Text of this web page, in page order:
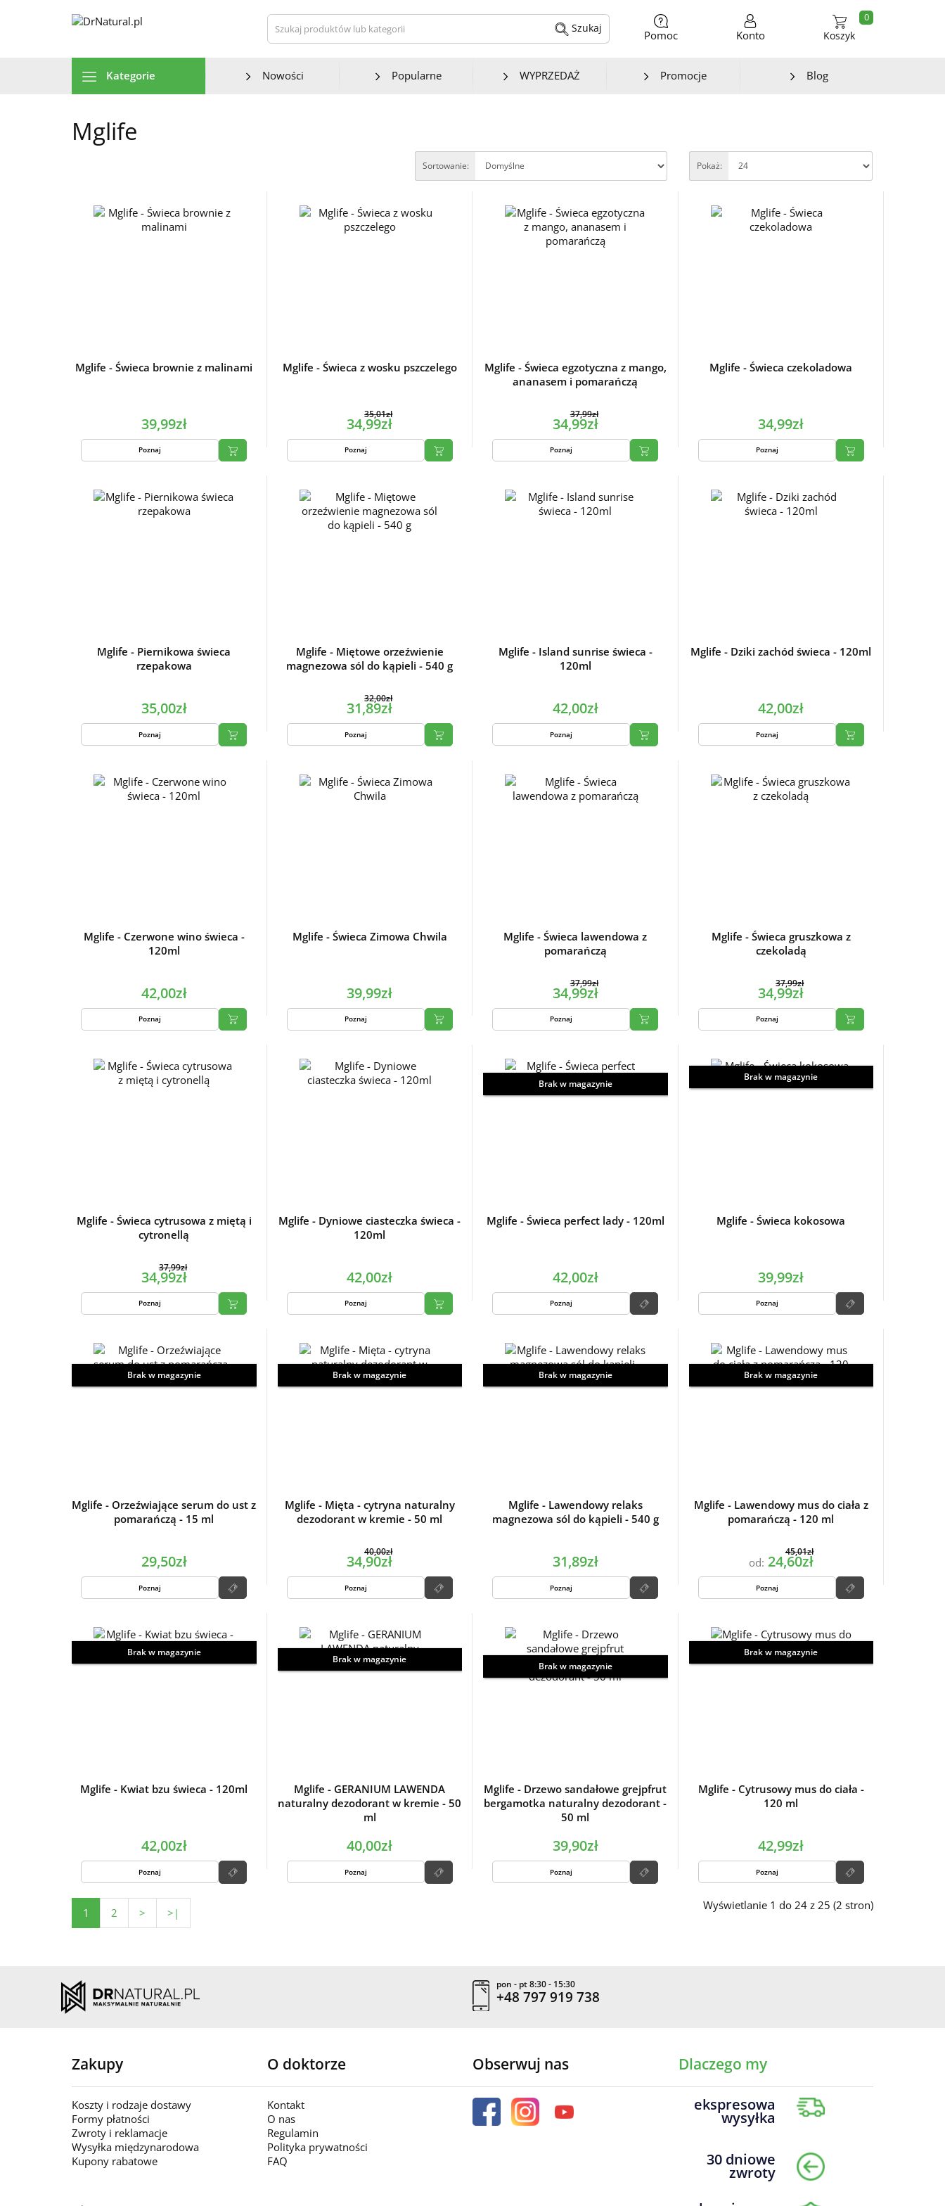
Szukaj produktów lub kategorii Szukaj
Pomoc Konto Koszyk
0
Kategorie Nowości Popularne WYPRZEDAŻ Promocje Blog
Mglife
Sortowanie: Pokaż:
Mglife - Świeca brownie z malinami
39,99zł
Poznaj
Mglife - Świeca z wosku pszczelego
35,01zł
34,99zł
Poznaj
Mglife - Świeca egzotyczna z mango,
ananasem i pomarańczą
37,99zł
34,99zł
Poznaj
Mglife - Świeca czekoladowa
34,99zł
Poznaj
Mglife - Piernikowa świeca
rzepakowa
35,00zł
Poznaj
Mglife - Miętowe orzeźwienie
magnezowa sól do kąpieli - 540 g
32,00zł
31,89zł
Poznaj
Mglife - Island sunrise świeca -
120ml
42,00zł
Poznaj
Mglife - Dziki zachód świeca - 120ml
42,00zł
Poznaj
Mglife - Czerwone wino świeca -
120ml
42,00zł
Poznaj
Mglife - Świeca Zimowa Chwila
39,99zł
Poznaj
Mglife - Świeca lawendowa z
pomarańczą
37,99zł
34,99zł
Poznaj
Mglife - Świeca gruszkowa z
czekoladą
37,99zł
34,99zł
Poznaj
Mglife - Świeca cytrusowa z miętą i
cytronellą
37,99zł
34,99zł
Poznaj
Mglife - Dyniowe ciasteczka świeca -
120ml
42,00zł
Poznaj
Brak w magazynie
Mglife - Świeca perfect lady - 120ml
42,00zł
Poznaj
Brak w magazynie
Mglife - Świeca kokosowa
39,99zł
Poznaj
Brak w magazynie
Mglife - Orzeźwiające serum do ust z
pomarańczą - 15 ml
29,50zł
Poznaj
Brak w magazynie
Mglife - Mięta - cytryna naturalny
dezodorant w kremie - 50 ml
40,00zł
34,90zł
Poznaj
Brak w magazynie
Mglife - Lawendowy relaks
magnezowa sól do kąpieli - 540 g
31,89zł
Poznaj
Brak w magazynie
Mglife - Lawendowy mus do ciała z
pomarańczą - 120 ml
od:
45,01zł
24,60zł
Poznaj
Brak w magazynie
Mglife - Kwiat bzu świeca - 120ml
42,00zł
Poznaj
Brak w magazynie
Mglife - GERANIUM LAWENDA
naturalny dezodorant w kremie - 50
ml
40,00zł
Poznaj
Brak w magazynie
Mglife - Drzewo sandałowe grejpfrut
bergamotka naturalny dezodorant -
50 ml
39,90zł
Poznaj
Brak w magazynie
Mglife - Cytrusowy mus do ciała -
120 ml
42,99zł
Poznaj
1 2 > >|
Wyświetlanie 1 do 24 z 25 (2 stron)
pon - pt 8:30 - 15:30
+48 797 919 738
Zakupy
Koszty i rodzaje dostawy
Formy płatności
Zwroty i reklamacje
Wysyłka międzynarodowa
Kupony rabatowe
O doktorze
Kontakt
O nas
Regulamin
Polityka prywatności
FAQ
Obserwuj nas Dlaczego my
ekspresowa
wysyłka
30 dniowe
zwroty